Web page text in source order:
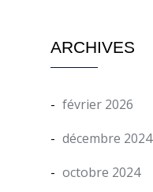
ARCHIVES
février 2026
décembre 2024
octobre 2024